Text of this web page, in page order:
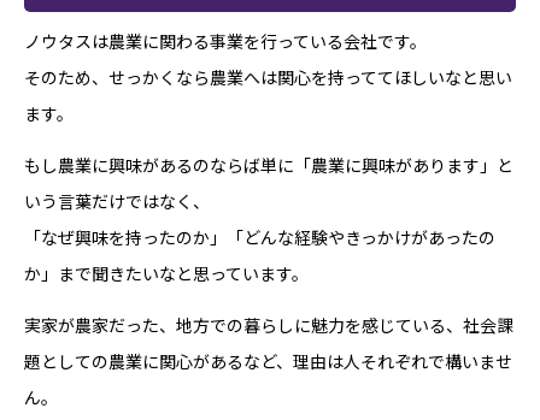
ノウタスは農業に関わる事業を行っている会社です。
そのため、せっかくなら農業へは関心を持っててほしいなと思い
ます。
もし農業に興味があるのならば単に「農業に興味があります」と
いう言葉だけではなく、
「なぜ興味を持ったのか」「どんな経験やきっかけがあったの
か」まで聞きたいなと思っています。
実家が農家だった、地方での暮らしに魅力を感じている、社会課
題としての農業に関心があるなど、理由は人それぞれで構いませ
ん。